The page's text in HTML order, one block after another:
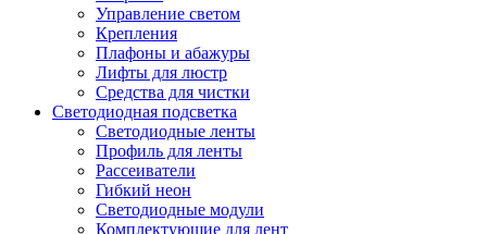
Управление светом
Крепления
Плафоны и абажуры
Лифты для люстр
Средства для чистки
Светодиодная подсветка
Светодиодные ленты
Профиль для ленты
Рассеиватели
Гибкий неон
Светодиодные модули
Комплектующие для лент